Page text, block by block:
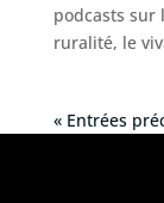
podcasts sur
ruralité, le
« Entrées